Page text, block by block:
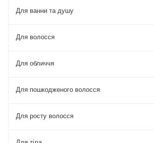
Для ванни та душу
Для волосся
Для обличчя
Для пошкодженого волосся
Для росту волосся